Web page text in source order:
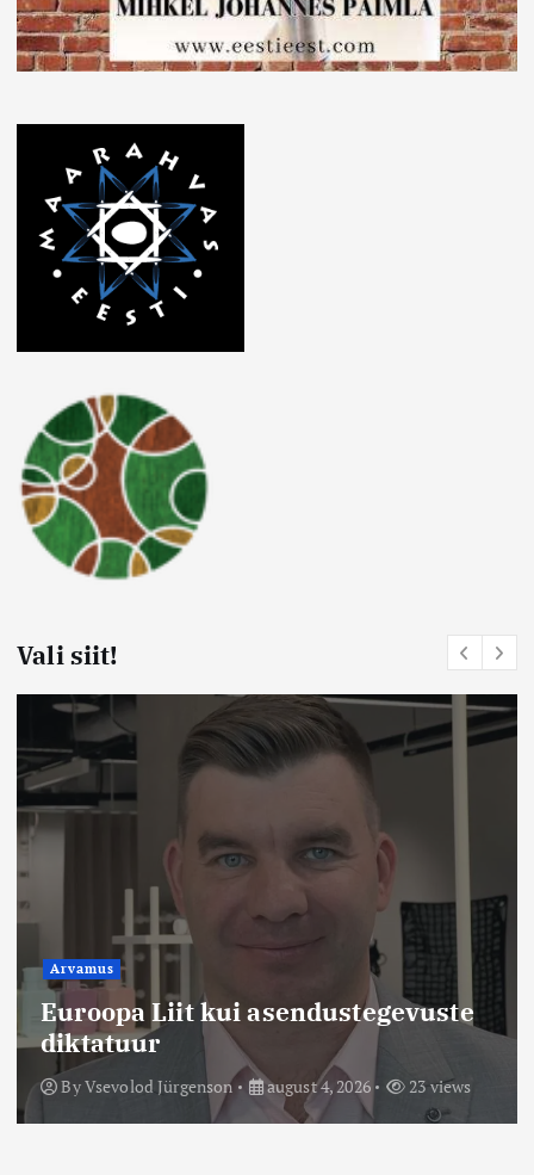
Vali siit!
Arvamus
Euroopa Liit kui asendustegevuste
diktatuur
ByVsevolod Jürgenson august 4, 2026 23 views